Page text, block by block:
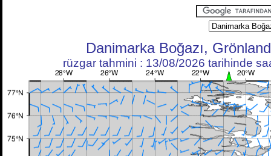
Danimarka Boğazı,
rüzgar tahmini : 13/08/2026 tarihinde